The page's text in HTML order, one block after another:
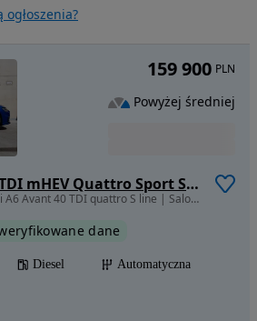
ogłoszenia?
Audi A6 Avant 40 TDI mHEV Quattro Sport S tronic
1968 cm3 • 204 KM • Audi A6 Avant 40 TDI quattro S line | Salon PL | ASO | Gwarancja
dane
Diesel
Automatyczna
159 900 PLN
Powyżej średniej